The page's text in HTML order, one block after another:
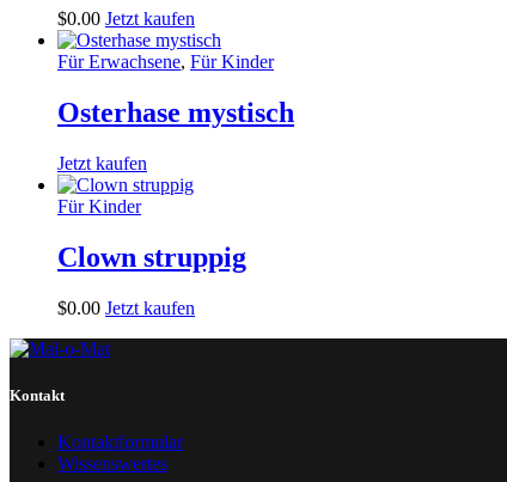
$0.00 Jetzt kaufen
Für Erwachsene, Für Kinder
Osterhase mystisch
Jetzt kaufen
Für Kinder
Clown struppig
$0.00 Jetzt kaufen
Kontakt
Kontaktformular
Wissenswertes